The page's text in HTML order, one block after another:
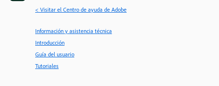
< Visitar el Centro de ayuda de Adobe
Información y asistencia técnica
Introducción
Guía del usuario
Tutoriales